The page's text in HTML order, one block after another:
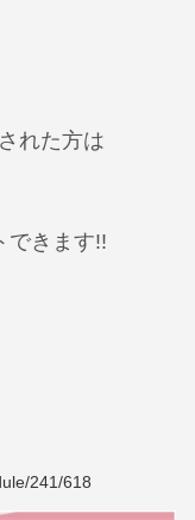
れた方は
できます!!
241/618